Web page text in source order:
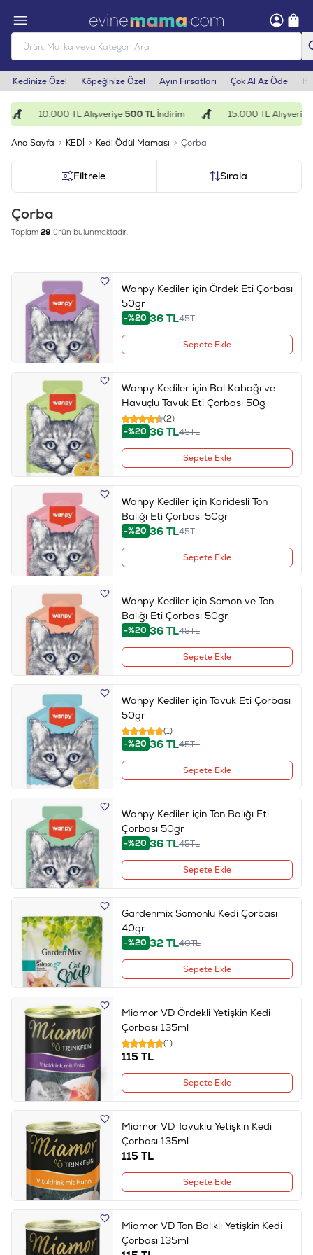
Kedinize Özel Köpeğinize Özel Ayın Fırsatları Çok Al Az Öde
10.000 TL Alışverişe500 TLİndirim 15.000 TL Alışverişe
Ana Sayfa KEDİ Kedi Ödül Maması Çorba
Filtrele Sırala
Çorba
Toplam 29 ürün bulunmaktadır.
Wanpy Kediler için Ördek Eti Çorbası
50gr
-%20 36TL45TL
Sepete Ekle
Wanpy Kediler için Bal Kabağı ve
Havuçlu Tavuk Eti Çorbası 50g
(2)
-%20 36TL45TL
Sepete Ekle
Wanpy Kediler için Karidesli Ton
Balığı Eti Çorbası 50gr
-%20 36TL45TL
Sepete Ekle
Wanpy Kediler için Somon ve Ton
Balığı Eti Çorbası 50gr
-%20 36TL45TL
Sepete Ekle
Wanpy Kediler için Tavuk Eti Çorbası
50gr
(1)
-%20 36TL45TL
Sepete Ekle
Wanpy Kediler için Ton Balığı Eti
Çorbası 50gr
-%20 36TL45TL
Sepete Ekle
Gardenmix Somonlu Kedi Çorbası
40gr
-%20 32TL40TL
Sepete Ekle
Miamor VD Ördekli Yetişkin Kedi
Çorbası 135ml
(1)
115TL
Sepete Ekle
Miamor VD Tavuklu Yetişkin Kedi
Çorbası 135ml
115TL
Sepete Ekle
Miamor VD Ton Balıklı Yetişkin Kedi
Çorbası 135ml